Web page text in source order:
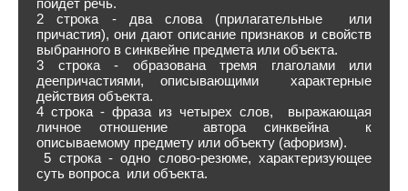
пойдет речь.
2 строка - два слова (прилагательные или
причастия), они дают описание признаков и свойств
выбранного в синквейне предмета или объекта.
3 строка - образована тремя глаголами или
деепричастиями, описывающими характерные
действия объекта.
4 строка - фраза из четырех слов, выражающая
личное отношение автора синквейна к
описываемому предмету или объекту (афоризм).
5 строка - одно слово-резюме, характеризующее
суть вопроса или объекта.